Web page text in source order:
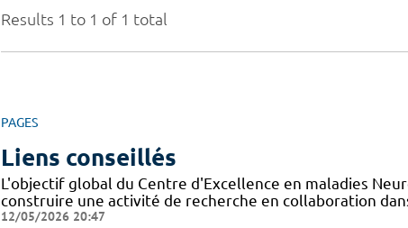
Results 1 to 1 of 1 total
PAGES
Liens conseillés
L'objectif global du Centre d'Excellence en maladies
construire une activité de recherche en collaboration
12/05/2026 20:47